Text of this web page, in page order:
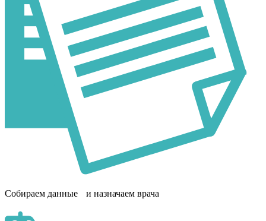
Собираем данные и назначаем врача